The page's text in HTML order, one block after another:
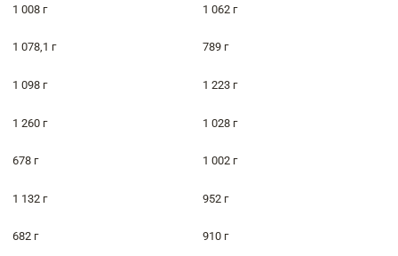
1 008 г 1 062 г
1 078,1 г 789 г
1 098 г 1 223 г
1 260 г 1 028 г
678 г 1 002 г
1 132 г 952 г
682 г 910 г